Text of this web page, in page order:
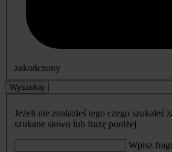
zakończony
Wyszukaj
Jeżeli nie znalazłeś tego czego szukałeś
szukane słowo lub frazę poniżej
Wpisz